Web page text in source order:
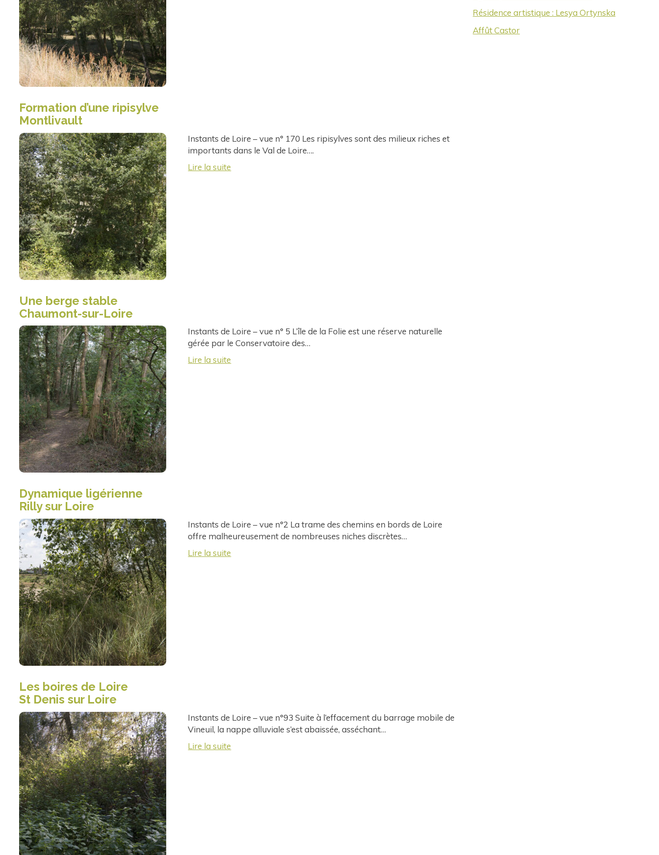
Formation d’une ripisylve
Montlivault
Instants de Loire – vue n° 170 Les ripisylves sont des milieux riches et
importants dans le Val de Loire….
Lire la suite
Une berge stable
Chaumont-sur-Loire
Instants de Loire – vue n° 5 L’île de la Folie est une réserve naturelle
gérée par le Conservatoire des…
Lire la suite
Dynamique ligérienne
Rilly sur Loire
Instants de Loire – vue n°2 La trame des chemins en bords de Loire
offre malheureusement de nombreuses niches discrètes…
Lire la suite
Les boires de Loire
St Denis sur Loire
Instants de Loire – vue n°93 Suite à l’effacement du barrage mobile de
Vineuil, la nappe alluviale s’est abaissée, asséchant…
Lire la suite
Résidence artistique : Lesya Ortynska
Affût Castor